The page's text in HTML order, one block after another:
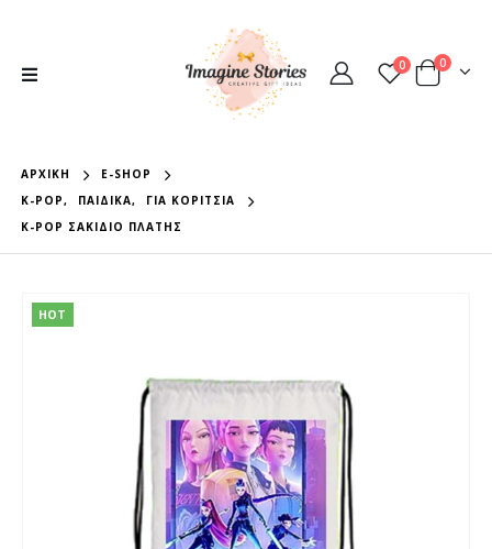
0 0
ΑΡΧΙΚΉ
E-SHOP
K-POP, ΠΑΙΔΙΚΆ,
ΓΙΑ ΚΟΡΊΤΣΙΑ
K-POP ΣΑΚΊΔΙΟ ΠΛΆΤΗΣ
HOT